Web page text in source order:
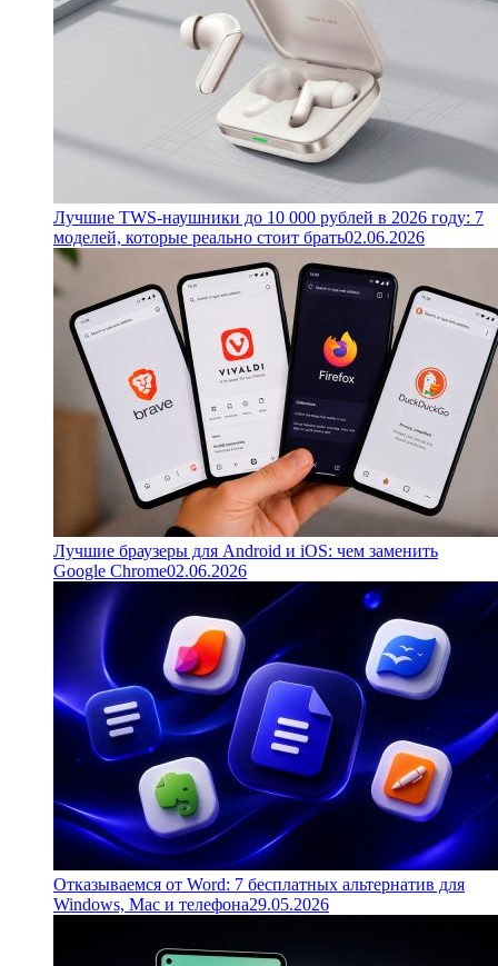
Лучшие TWS-наушники до 10 000 рублей в 2026 году: 7
моделей, которые реально стоит брать02.06.2026
Лучшие браузеры для Android и iOS: чем заменить
Google Chrome02.06.2026
Отказываемся от Word: 7 бесплатных альтернатив для
Windows, Mac и телефона29.05.2026